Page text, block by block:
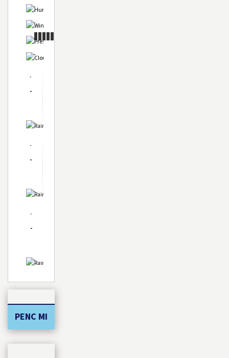
-
-
-
-
-
-
-
-
-
-
-
-
-
PENC MI